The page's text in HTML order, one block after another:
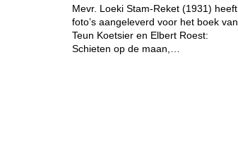
Mevr. Loeki Stam-Reket (1931) heeft
foto’s aangeleverd voor het boek van
Teun Koetsier en Elbert Roest:
Schieten op de maan,…